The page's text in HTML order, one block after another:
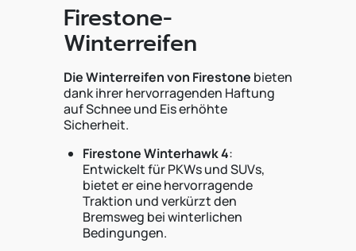
Firestone-
Winterreifen
Die Winterreifen von Firestone bieten
dank ihrer hervorragenden Haftung
auf Schnee und Eis erhöhte
Sicherheit.
Firestone Winterhawk 4:
Entwickelt für PKWs und SUVs,
bietet er eine hervorragende
Traktion und verkürzt den
Bremsweg bei winterlichen
Bedingungen.